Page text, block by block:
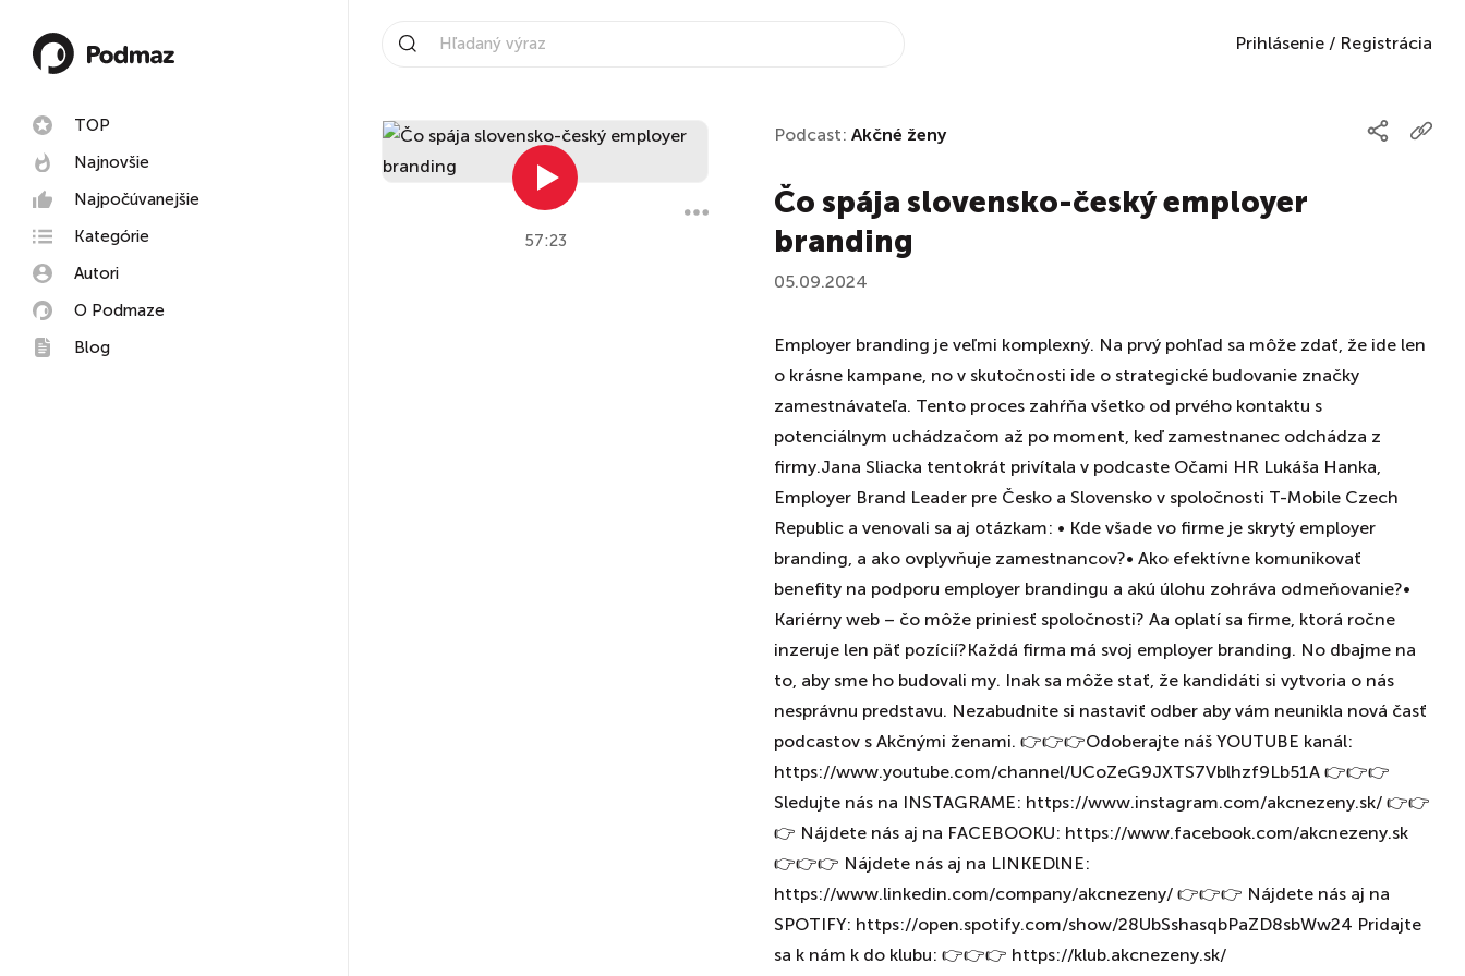
TOP
Najnovšie
Najpočúvanejšie
Kategórie
Autori
O Podmaze
Blog
Prihlásenie / Registrácia
57:23
Podcast: Akčné ženy
Čo spája slovensko-český employer
branding
05.09.2024
Employer branding je veľmi komplexný. Na prvý pohľad sa môže zdať, že ide len
o krásne kampane, no v skutočnosti ide o strategické budovanie značky
zamestnávateľa. Tento proces zahŕňa všetko od prvého kontaktu s
potenciálnym uchádzačom až po moment, keď zamestnanec odchádza z
firmy.Jana Sliacka tentokrát privítala v podcaste Očami HR Lukáša Hanka,
Employer Brand Leader pre Česko a Slovensko v spoločnosti T-Mobile Czech
Republic a venovali sa aj otázkam: • Kde všade vo firme je skrytý employer
branding, a ako ovplyvňuje zamestnancov?• Ako efektívne komunikovať
benefity na podporu employer brandingu a akú úlohu zohráva odmeňovanie?•
Kariérny web – čo môže priniesť spoločnosti? Aa oplatí sa firme, ktorá ročne
inzeruje len päť pozícií?Každá firma má svoj employer branding. No dbajme na
to, aby sme ho budovali my. Inak sa môže stať, že kandidáti si vytvoria o nás
nesprávnu predstavu. Nezabudnite si nastaviť odber aby vám neunikla nová časť
podcastov s Akčnými ženami. 👉👉👉Odoberajte náš YOUTUBE kanál:
https://www.youtube.com/channel/UCoZeG9JXTS7Vblhzf9Lb51A 👉👉👉
Sledujte nás na INSTAGRAME: https://www.instagram.com/akcnezeny.sk/ 👉👉
👉 Nájdete nás aj na FACEBOOKU: https://www.facebook.com/akcnezeny.sk
👉👉👉 Nájdete nás aj na LINKEDlNE:
https://www.linkedin.com/company/akcnezeny/ 👉👉👉 Nájdete nás aj na
SPOTIFY: https://open.spotify.com/show/28UbSshasqbPaZD8sbWw24 Pridajte
sa k nám k do klubu: 👉👉👉 https://klub.akcnezeny.sk/